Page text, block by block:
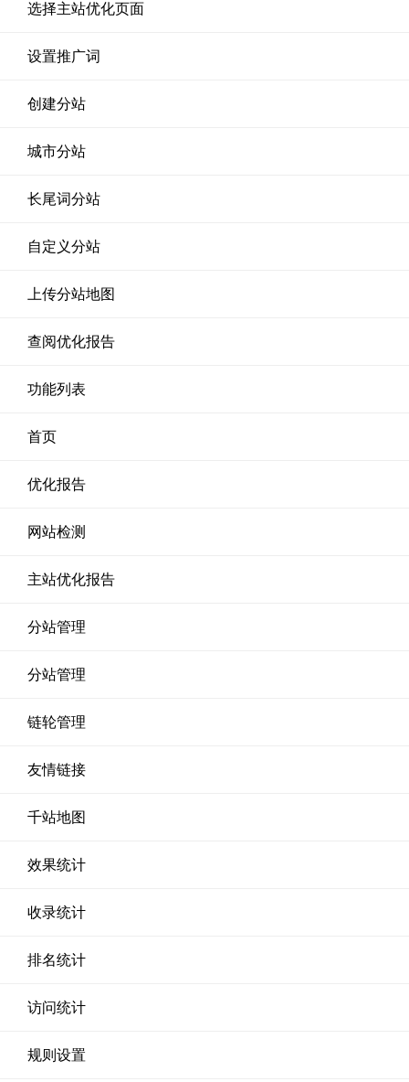
选择主站优化页面
设置推广词
创建分站
城市分站
长尾词分站
自定义分站
上传分站地图
查阅优化报告
功能列表
首页
优化报告
网站检测
主站优化报告
分站管理
分站管理
链轮管理
友情链接
千站地图
效果统计
收录统计
排名统计
访问统计
规则设置